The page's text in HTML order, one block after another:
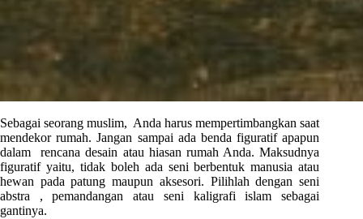
Sebagai seorang muslim, Anda harus mempertimbangkan saat
mendekor rumah. Jangan sampai ada benda figuratif apapun
dalam rencana desain atau hiasan rumah Anda. Maksudnya
figuratif yaitu, tidak boleh ada seni berbentuk manusia atau
hewan pada patung maupun aksesori. Pilihlah dengan seni
abstra , pemandangan atau seni kaligrafi islam sebagai
gantinya.